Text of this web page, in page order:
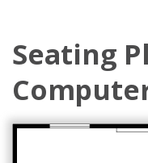
Seating